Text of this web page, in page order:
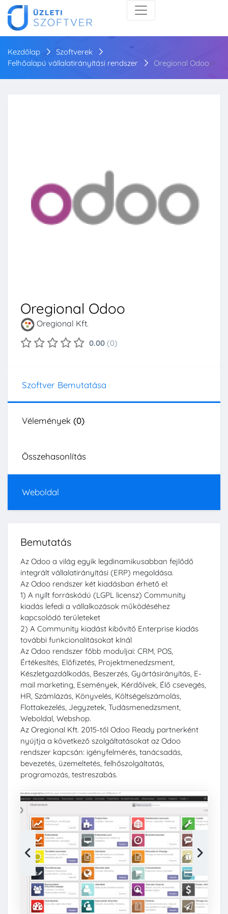
Kezdőlap
Szoftverek
Felhőalapú vállalatirányítási rendszer
Oregional Odoo
Oregional Odoo
Oregional Kft.
0.00 (0)
Szoftver Bemutatása
Vélemények (0)
Összehasonlítás
Weboldal
Bemutatás
Az Odoo a világ egyik legdinamikusabban fejlődő
integrált vállalatirányítási (ERP) megoldása.
Az Odoo rendszer két kiadásban érhető el:
1) A nyílt forráskódú (LGPL licensz) Community
kiadás lefedi a vállalkozások működéséhez
kapcsolódó területeket
2) A Community kiadást kibővítő Enterprise kiadás
további funkcionalitásokat kínál
Az Odoo rendszer főbb moduljai: CRM, POS,
Értékesítés, Előfizetés, Projektmenedzsment,
Készletgazdálkodás, Beszerzés, Gyártásirányítás, E-
mail marketing, Események, Kérdőívek, Élő csevegés,
HR, Számlázás, Könyvelés, Költségelszámolás,
Flottakezelés, Jegyzetek, Tudásmenedzsment,
Weboldal, Webshop.
Az Oregional Kft. 2015-től Odoo Ready partnerként
nyújtja a következő szolgáltatásokat az Odoo
rendszer kapcsán: igényfelmérés, tanácsadás,
bevezetés, üzemeltetés, felhőszolgáltatás,
programozás, testreszabás.